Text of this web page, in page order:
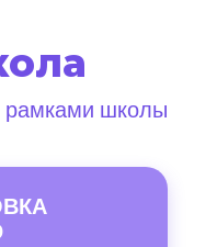
рамками школы